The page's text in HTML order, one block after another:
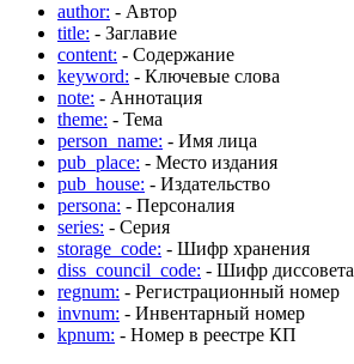
author: - Автор
title: - Заглавие
content: - Содержание
keyword: - Ключевые слова
note: - Аннотация
theme: - Тема
person_name: - Имя лица
pub_place: - Место издания
pub_house: - Издательство
persona: - Персоналия
series: - Серия
storage_code: - Шифр хранения
diss_council_code: - Шифр диссовета
regnum: - Регистрационный номер
invnum: - Инвентарный номер
kpnum: - Номер в реестре КП